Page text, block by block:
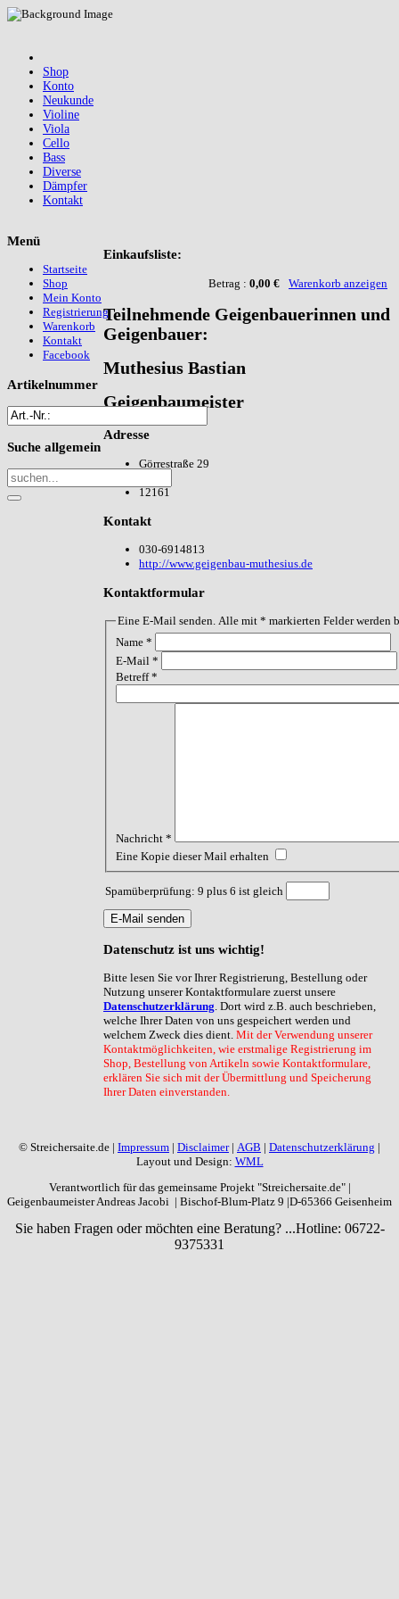
Shop
Konto
Neukunde
Violine
Viola
Cello
Bass
Diverse
Dämpfer
Kontakt
Einkaufsliste:
Betrag : 0,00 € Warenkorb anzeigen
Teilnehmende Geigenbauerinnen und
Geigenbauer:
Muthesius Bastian
Geigenbaumeister
Adresse
Görrestraße 29
12161
Kontakt
030-6914813
http://www.geigenbau-muthesius.de
Kontaktformular
Eine E-Mail senden. Alle mit * markierten Felder werden
Name*
E-Mail *
Betreff*
Nachricht*
Eine Kopie dieser Mail erhalten
Spamüberprüfung: 9 plus 6 ist gleich
E-Mail senden
Datenschutz ist uns wichtig!
Bitte lesen Sie vor Ihrer Registrierung, Bestellung oder
Nutzung unserer Kontaktformulare zuerst unsere
Datenschutzerklärung. Dort wird z.B. auch beschrieben,
welche Ihrer Daten von uns gespeichert werden und
welchem Zweck dies dient. Mit der Verwendung unserer
Kontaktmöglichkeiten, wie erstmalige Registrierung im
Shop, Bestellung von Artikeln sowie Kontaktformulare,
erklären Sie sich mit der Übermittlung und Speicherung
Ihrer Daten einverstanden.
Menü
Startseite
Shop
Mein Konto
Registrierung
Warenkorb
Kontakt
Facebook
Artikelnummer
Suche allgemein
© Streichersaite.de | Impressum | Disclaimer| AGB | Datenschutzerklärung |
Layout und Design: WML
Verantwortlich für das gemeinsame Projekt "Streichersaite.de" |
Geigenbaumeister Andreas Jacobi | Bischof-Blum-Platz 9 |D-65366 Geisenheim
Sie haben Fragen oder möchten eine Beratung? ...Hotline: 06722-
9375331